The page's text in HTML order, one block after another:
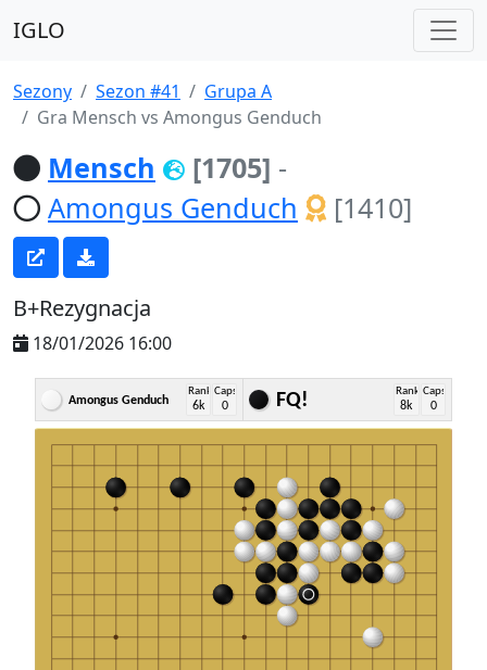
IGLO
Sezony Sezon #41
Grupa A
Gra Mensch vs Amongus Genduch
Mensch [1705] -
Amongus Genduch
[1410]
B+Rezygnacja
18/01/2026 16:00
Amongus Genduch
Rank
6k
Caps
0 FQ! Rank
8k
Caps
0